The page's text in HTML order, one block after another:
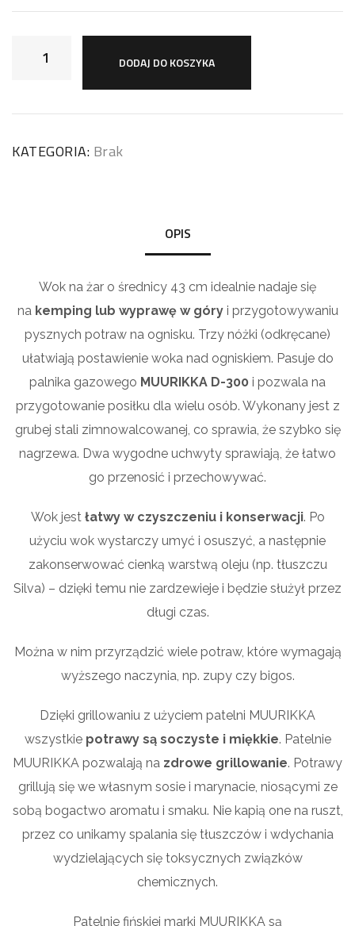
DODAJ DO KOSZYKA
KATEGORIA: Brak
OPIS
Wok na żar o średnicy 43 cm idealnie nadaje się
na kemping lub wyprawę w góryi przygotowywaniu
pysznych potraw na ognisku. Trzy nóżki (odkręcane)
ułatwiają postawienie woka nad ogniskiem. Pasuje do
palnika gazowego MUURIKKA D-300 i pozwala na
przygotowanie posiłku dla wielu osób. Wykonany jest z
grubej stali zimnowalcowanej, co sprawia, że szybko się
nagrzewa. Dwa wygodne uchwyty sprawiają, że łatwo
go przenosić i przechowywać.
Wok jest łatwy w czyszczeniu i konserwacji. Po
użyciu wok wystarczy umyć i osuszyć, a następnie
zakonserwować cienką warstwą oleju (np. tłuszczu
Silva) – dzięki temu nie zardzewieje i będzie służył przez
długi czas.
Można w nim przyrządzić wiele potraw, które wymagają
wyższego naczynia, np. zupy czy bigos.
Dzięki grillowaniu z użyciem patelni MUURIKKA
wszystkie potrawy są soczyste i miękkie. Patelnie
MUURIKKA pozwalają na zdrowe grillowanie. Potrawy
grillują się we własnym sosie i marynacie, niosącymi ze
sobą bogactwo aromatu i smaku. Nie kapią one na ruszt,
przez co unikamy spalania się tłuszczów i wdychania
wydzielających się toksycznych związków
chemicznych.
Patelnie fińskiej marki MUURIKKA są